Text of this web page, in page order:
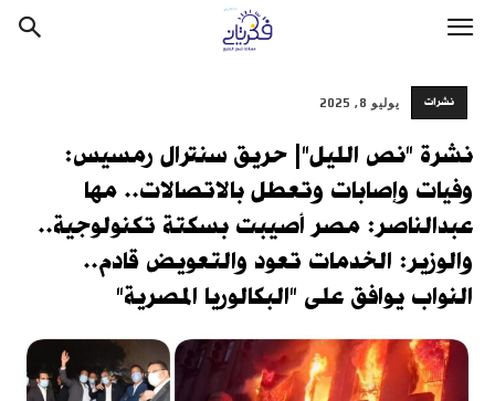
نشرات يوليو 8, 2025
نشرة "نص الليل"| حريق سنترال رمسيس:
وفيات وإصابات وتعطل بالاتصالات.. مها
عبدالناصر: مصر أصيبت بسكتة تكنولوجية..
والوزير: الخدمات تعود والتعويض قادم..
النواب يوافق على "البكالوريا المصرية"